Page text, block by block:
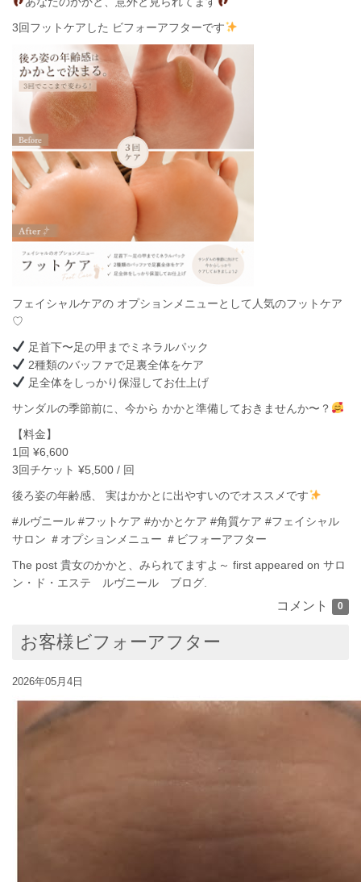
3回フットケアした ビフォーアフターです
フェイシャルケアの オプションメニューとして人気のフットケア
♡
足首下〜足の甲までミネラルパック
2種類のバッファで足裏全体をケア
足全体をしっかり保湿してお仕上げ
サンダルの季節前に、今から かかと準備しておきませんか〜？
【料金】
1回 ¥6,600
3回チケット ¥5,500 / 回
後ろ姿の年齢感、 実はかかとに出やすいのでオススメです
#ルヴニール #フットケア #かかとケア #角質ケア #フェイシャル
サロン ＃オプションメニュー ＃ビフォーアフター
The post 貴女のかかと、みられてますよ～ first appeared on サロ
ン・ド・エステ ルヴニール ブログ
コメント 0
お客様ビフォーアフター
2026年05月4日